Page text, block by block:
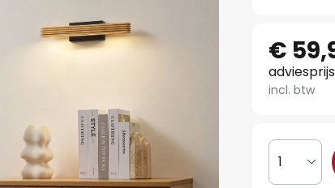
€
adviesprijs
incl. btw
1